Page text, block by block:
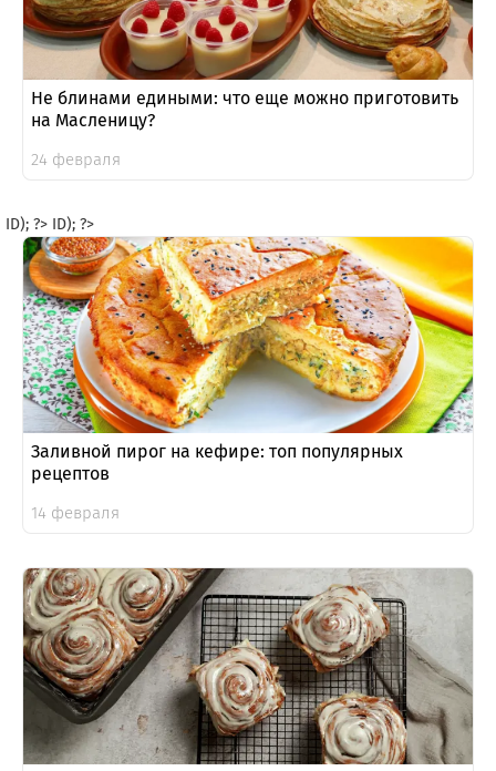
Не блинами едиными: что еще можно приготовить
на Масленицу?
24 февраля
ID); ?>
Заливной пирог на кефире: топ популярных
рецептов
14 февраля
ID); ?>